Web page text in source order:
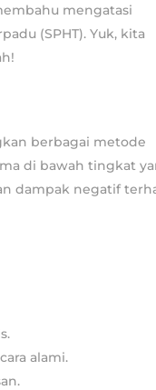
mengatasi
(SPHT). Yuk, kita
berbagai metode
di bawah tingkat
dampak negatif
alami.